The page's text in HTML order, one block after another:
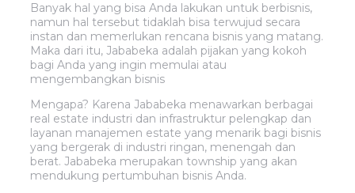
Banyak hal yang bisa Anda lakukan untuk berbisnis,
namun hal tersebut tidaklah bisa terwujud secara
instan dan memerlukan rencana bisnis yang matang.
Maka dari itu, Jababeka adalah pijakan yang kokoh
bagi Anda yang ingin memulai atau
mengembangkan bisnis
Mengapa? Karena Jababeka menawarkan berbagai
real estate industri dan infrastruktur pelengkap dan
layanan manajemen estate yang menarik bagi bisnis
yang bergerak di industri ringan, menengah dan
berat. Jababeka merupakan township yang akan
mendukung pertumbuhan bisnis Anda.